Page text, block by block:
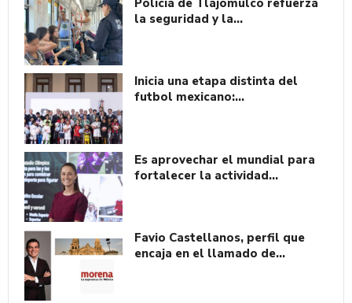
Policía de Tlajomulco refuerza
la seguridad y la…
Inicia una etapa distinta del
futbol mexicano:…
Es aprovechar el mundial para
fortalecer la actividad…
Favio Castellanos, perfil que
encaja en el llamado de…